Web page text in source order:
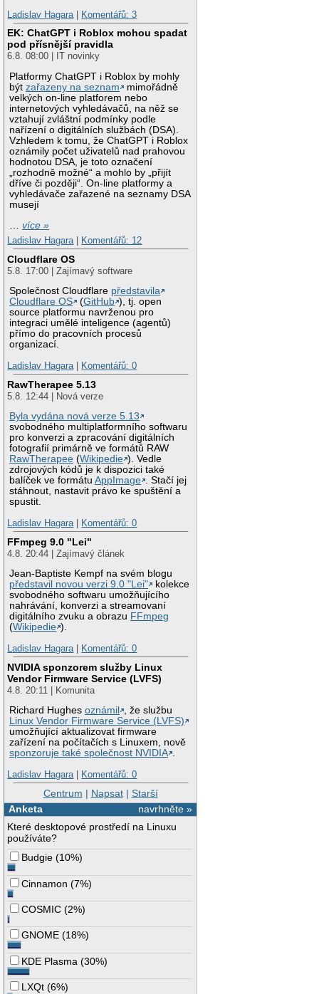
Ladislav Hagara | Komentářů: 3
EK: ChatGPT i Roblox mohou spadat
pod přísnější pravidla
6.8. 08:00 | IT novinky
Platformy ChatGPT i Roblox by mohly
býtzařazeny na seznam
mimořádně
velkých on-line platforem nebo
internetových vyhledávačů, na něž se
vztahují zvláštní podmínky podle
nařízení o digitálních službách (DSA).
Vzhledem k tomu, že ChatGPT i Roblox
oznámily počet uživatelů nad prahovou
hodnotou DSA, je toto označení
„rozhodně možné“ a mohlo by „přijít
dříve či později“. On-line platformy a
vyhledávače zařazené na seznamy DSA
musejí
…více »
Ladislav Hagara| Komentářů: 12
Cloudflare OS
5.8. 17:00 | Zajímavý software
Společnost Cloudflare představila
Cloudflare OS
(GitHub ), tj. open
source platformu navrženou pro
integraci umělé inteligence (agentů)
přímo do pracovních procesů
organizací.
Ladislav Hagara| Komentářů: 0
RawTherapee 5.13
5.8. 12:44 | Nová verze
Byla vydána nová verze 5.13
svobodného multiplatformního softwaru
pro konverzi a zpracování digitálních
fotografií primárně ve formátů RAW
RawTherapee (Wikipedie ). Vedle
zdrojových kódů je k dispozici také
balíček ve formátuAppImage . Stačí jej
stáhnout, nastavit právo ke spuštění a
spustit.
Ladislav Hagara| Komentářů: 0
FFmpeg 9.0 "Lei"
4.8. 20:44 | Zajímavý článek
Jean-Baptiste Kempf na svém blogu
představil novou verzi 9.0 "Lei"
kolekce
svobodného softwaru umožňujícího
nahrávání, konverzi a streamovaní
digitálního zvuku a obrazu FFmpeg
(Wikipedie ).
Ladislav Hagara| Komentářů: 0
NVIDIA sponzorem služby Linux
Vendor Firmware Service (LVFS)
4.8. 20:11 | Komunita
Richard Hughesoznámil
, že službu
Linux Vendor Firmware Service (LVFS)
umožňující aktualizovat firmware
zařízení na počítačích s Linuxem, nově
sponzoruje také společnost NVIDIA .
Ladislav Hagara| Komentářů: 0
Centrum | Napsat| Starší
navrhněte »
Anketa
Které desktopové prostředí na Linuxu
používáte?
Budgie (10%)
Cinnamon (7%)
COSMIC (2%)
GNOME (18%)
KDE Plasma (30%)
LXQt (6%)